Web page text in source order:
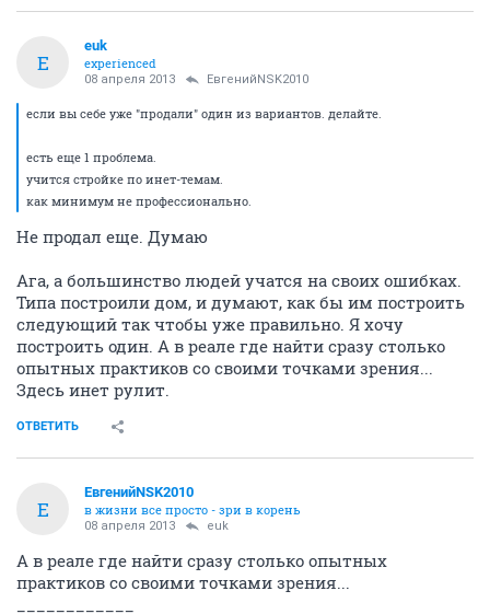
E
euk
experienced
08 апреля 2013 ЕвгенийNSK2010
если вы себе уже "продали" один из вариантов. делайте.
есть еще 1 проблема.
учится стройке по инет-темам.
как минимум не профессионально.
Не продал еще. Думаю
Ага, а большинство людей учатся на своих ошибках.
Типа построили дом, и думают, как бы им построить
следующий так чтобы уже правильно. Я хочу
построить один. А в реале где найти сразу столько
опытных практиков со своими точками зрения...
Здесь инет рулит.
ОТВЕТИТЬ
Е
ЕвгенийNSK2010
в жизни все просто - зри в корень
08 апреля 2013 euk
А в реале где найти сразу столько опытных
практиков со своими точками зрения...